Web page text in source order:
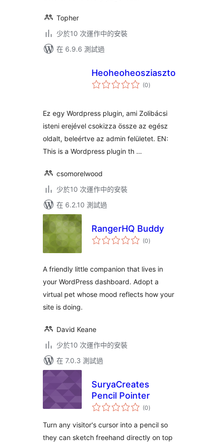
Topher
少於10 次運作中的安裝
在 6.9.6 測試過
Heoheoheosziasztok
(0總
評)
Ez egy Wordpress plugin, ami Zolibácsi
isteni erejével csokizza össze az egész
oldalt, beleértve az admin felületet. EN:
This is a Wordpress plugin th …
csomorelwood
少於10 次運作中的安裝
在 6.2.10 測試過
RangerHQ Buddy
(0總
評)
A friendly little companion that lives in
your WordPress dashboard. Adopt a
virtual pet whose mood reflects how your
site is doing.
David Keane
少於10 次運作中的安裝
在 7.0.3 測試過
SuryaCreates
Pencil Pointer
(0總
評)
Turn any visitor's cursor into a pencil so
they can sketch freehand directly on top